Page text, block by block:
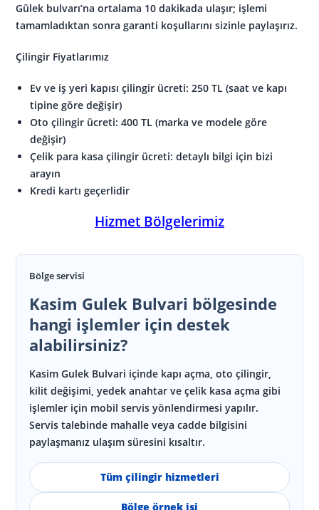
Gülek bulvarı’na ortalama 10 dakikada ulaşır; işlemi
tamamladıktan sonra garanti koşullarını sizinle paylaşırız.
Çilingir Fiyatlarımız
Ev ve iş yeri kapısı çilingir ücreti: 250 TL (saat ve kapı
tipine göre değişir)
Oto çilingir ücreti: 400 TL (marka ve modele göre
değişir)
Çelik para kasa çilingir ücreti: detaylı bilgi için bizi
arayın
Kredi kartı geçerlidir
Hizmet Bölgelerimiz
Bölge servisi
Kasim Gulek Bulvari bölgesinde
hangi işlemler için destek
alabilirsiniz?
Kasim Gulek Bulvari içinde kapı açma, oto çilingir,
kilit değişimi, yedek anahtar ve çelik kasa açma gibi
işlemler için mobil servis yönlendirmesi yapılır.
Servis talebinde mahalle veya cadde bilgisini
paylaşmanız ulaşım süresini kısaltır.
Tüm çilingir hizmetleri
Bölge örnek işi